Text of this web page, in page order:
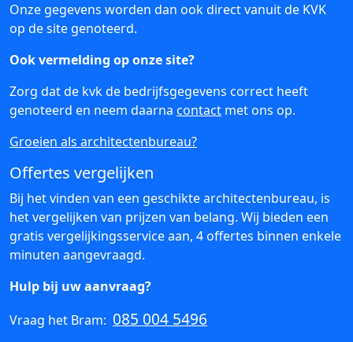
Onze gegevens worden dan ook direct vanuit de KVK
op de site genoteerd.
Ook vermelding op onze site?
Zorg dat de kvk de bedrijfsgegevens correct heeft
genoteerd en neem daarna contact met ons op.
Groeien als architectenbureau?
Offertes vergelijken
Bij het vinden van een geschikte architectenbureau, is
het vergelijken van prijzen van belang. Wij bieden een
gratis vergelijkingsservice aan, 4 offertes binnen enkele
minuten aangevraagd.
Hulp bij uw aanvraag?
Vraag het Bram: 085 004 5496